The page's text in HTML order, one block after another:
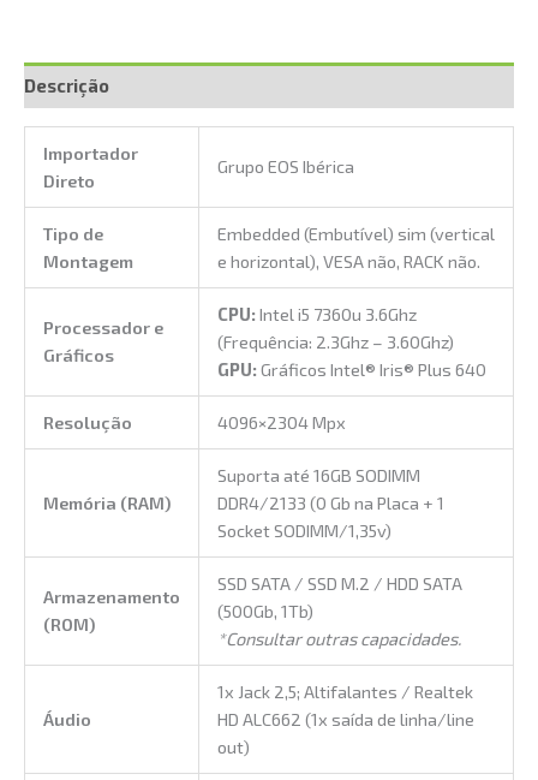
Descrição
Importador
Direto
Grupo EOS Ibérica
Tipo de
Montagem
Embedded (Embutível) sim (vertical
e horizontal), VESA não, RACK não.
Processador e
Gráficos
CPU:Intel i5 7360u 3.6Ghz
(Frequência: 2.3Ghz – 3.60Ghz)
GPU:Gráficos Intel® Iris® Plus 640
Resolução 4096×2304 Mpx
Memória (RAM)
Suporta até 16GB SODIMM
DDR4/2133 (0 Gb na Placa + 1
Socket SODIMM/1,35v)
Armazenamento
(ROM)
SSD SATA / SSD M.2 / HDD SATA
(500Gb, 1Tb)
*Consultar outras capacidades.
Áudio
1x Jack 2,5; Altifalantes / Realtek
HD ALC662 (1x saída de linha/line
out)